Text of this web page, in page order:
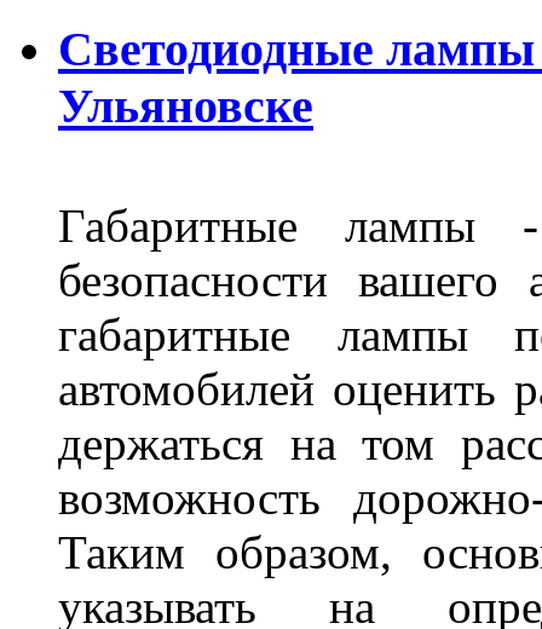
Светодиодные
Ульяновске
Габаритные лампы
безопасности
габаритные лампы
автомобилей оценить
держаться на том
возможность
Таким образом,
указывать на